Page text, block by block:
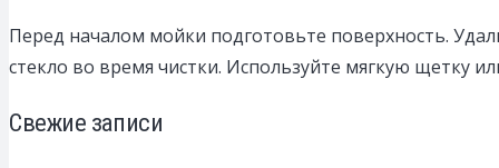
Перед началом мойки подготовьте поверхность.
стекло во время чистки. Используйте мягкую щетку
Свежие записи